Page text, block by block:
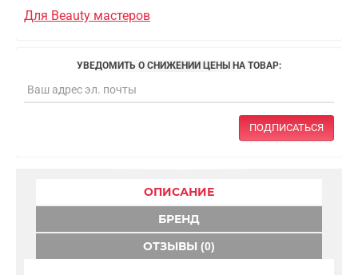
Для Beauty мастеров
УВЕДОМИТЬ О СНИЖЕНИИ ЦЕНЫ НА ТОВАР:
ПОДПИСАТЬСЯ
ОПИСАНИЕ
БРЕНД
ОТЗЫВЫ (0)